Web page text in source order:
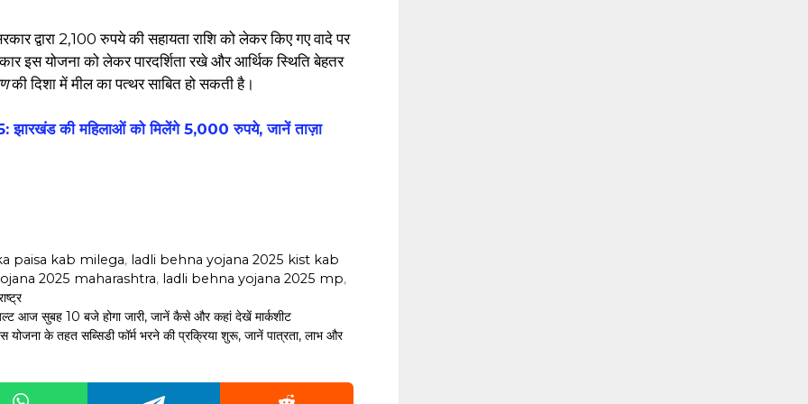
द्वारा 2,100 रुपये की सहायता राशि को लेकर किए गए वादे पर
योजना को लेकर पारदर्शिता रखे और आर्थिक स्थिति बेहतर
की दिशा में मील का पत्थर साबित हो सकती है।
की महिलाओं को मिलेंगे 5,000 रुपये, जानें ताज़ा
paisa kab milega, ‎ladli behna yojana 2025 kist kab
2025 maharashtra, ‎ladli behna yojana 2025 mp,
सुबह 10 बजे होगा जारी, जानें कैसे और कहां देखें मार्कशीट
के तहत सब्सिडी फॉर्म भरने की प्रक्रिया शुरू, जानें पात्रता, लाभ और